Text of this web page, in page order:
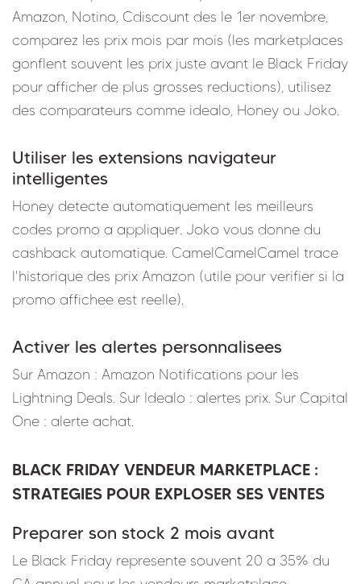
Amazon, Notino, Cdiscount des le 1er novembre,
comparez les prix mois par mois (les marketplaces
gonflent souvent les prix juste avant le Black Friday
pour afficher de plus grosses reductions), utilisez
des comparateurs comme idealo, Honey ou Joko.
Utiliser les extensions navigateur
intelligentes
Honey detecte automatiquement les meilleurs
codes promo a appliquer. Joko vous donne du
cashback automatique. CamelCamelCamel trace
l'historique des prix Amazon (utile pour verifier si la
promo affichee est reelle).
Activer les alertes personnalisees
Sur Amazon : Amazon Notifications pour les
Lightning Deals. Sur Idealo : alertes prix. Sur Capital
One : alerte achat.
BLACK FRIDAY VENDEUR MARKETPLACE :
STRATEGIES POUR EXPLOSER SES VENTES
Preparer son stock 2 mois avant
Le Black Friday represente souvent 20 a 35% du